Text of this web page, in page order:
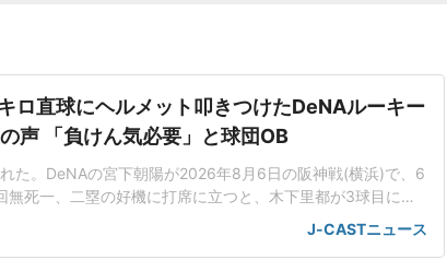
ロ直球にヘルメット叩きつけたDeNAルーキー
声 「負けん気必要」と球団OB
た。DeNAの宮下朝陽が2026年8月6日の阪神戦(横浜)で、6
無死一、二塁の好機に打席に立つと、木下里都が3球目に投
面付近へ。もんどり打ってよけた宮下は怒りの表情を見せて
た。「熱くなってしまった部分があったのでしょう」前日5
J-CASTニュース